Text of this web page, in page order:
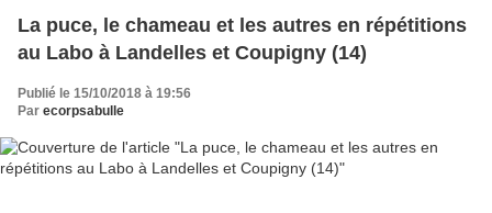
La puce, le chameau et les autres en répétitions
au Labo à Landelles et Coupigny (14)
Publié le 15/10/2018 à 19:56
Par ecorpsabulle